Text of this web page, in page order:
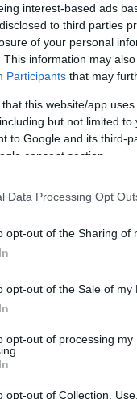
interest-based ads
to third parties
of your personal
This information may
Participants that may
that this website/app
but not limited
to Google and its third-
consent section.
Data Processing Opt
opt-out of the Sharing of
opt-out of the Sale of my
opt-out of processing
opt-out of Collection,
szerint a
10 év
bővítéseket az
az